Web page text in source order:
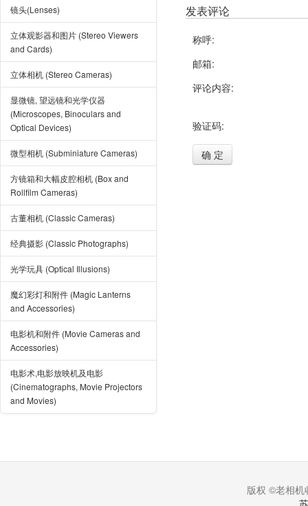
镜头(Lenses)
立体观影器和图片 (Stereo Viewers
and Cards)
立体相机 (Stereo Cameras)
显微镜, 望远镜和光学仪器
(Microscopes, Binoculars and
Optical Devices)
微型相机 (Subminiature Cameras)
方镜箱和大幅皮腔相机 (Box and
Rollfilm Cameras)
古董相机 (Classic Cameras)
经典摄影 (Classic Photographs)
光学玩具 (Optical Illusions)
魔幻彩灯和附件 (Magic Lanterns
and Accessories)
电影机和附件 (Movie Cameras and
Accessories)
电影术,电影放映机及电影
(Cinematographs, Movie Projectors
and Movies)
发表评论
称呼:
邮箱:
评论内容:
验证码:
确 定
版权 ©老相